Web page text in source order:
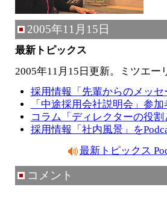
2005年11月15日
最新トピックス
2005年11月15日更新。ミツエー
採用情報「先輩からのメッ
「中途採用会社説明会」参
コラム「ディレクターの役
採用情報「社内風景」を
最新トピックス
コメント